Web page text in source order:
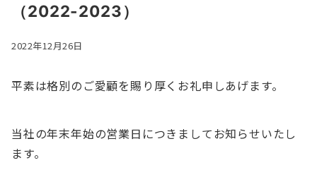
（2022-2023）
2022年12月26日
平素は格別のご愛顧を賜り厚くお礼申しあげます。
当社の年末年始の営業日につきましてお知らせいたし
ます。